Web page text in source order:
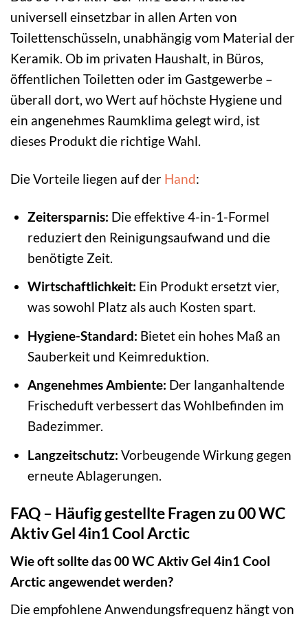
universell einsetzbar in allen Arten von
Toilettenschüsseln, unabhängig vom Material der
Keramik. Ob im privaten Haushalt, in Büros,
öffentlichen Toiletten oder im Gastgewerbe –
überall dort, wo Wert auf höchste Hygiene und
ein angenehmes Raumklima gelegt wird, ist
dieses Produkt die richtige Wahl.
Die Vorteile liegen auf der Hand:
Zeitersparnis: Die effektive 4-in-1-Formel
reduziert den Reinigungsaufwand und die
benötigte Zeit.
Wirtschaftlichkeit: Ein Produkt ersetzt vier,
was sowohl Platz als auch Kosten spart.
Hygiene-Standard: Bietet ein hohes Maß an
Sauberkeit und Keimreduktion.
Angenehmes Ambiente: Der langanhaltende
Frischeduft verbessert das Wohlbefinden im
Badezimmer.
Langzeitschutz: Vorbeugende Wirkung gegen
erneute Ablagerungen.
FAQ – Häufig gestellte Fragen zu 00 WC
Aktiv Gel 4in1 Cool Arctic
Wie oft sollte das 00 WC Aktiv Gel 4in1 Cool
Arctic angewendet werden?
Die empfohlene Anwendungsfrequenz hängt von